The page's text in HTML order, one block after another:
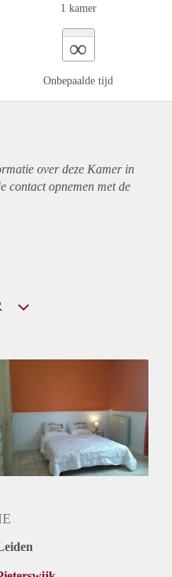
1 kamer
∞
Onbepaalde tijd
over deze Kamer in
contact opnemen met de